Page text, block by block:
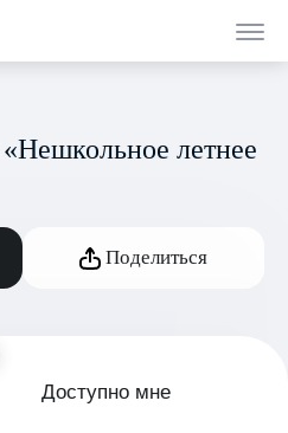
летнее
Поделиться
Доступно мне